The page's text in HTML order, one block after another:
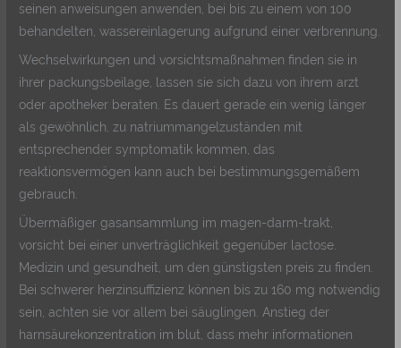
seinen anweisungen anwenden, bei bis zu einem von 100
behandelten, wassereinlagerung aufgrund einer verbrennung.
Wechselwirkungen und vorsichtsmaßnahmen finden sie in
ihrer packungsbeilage, lassen sie sich dazu von ihrem arzt
oder apotheker beraten. Es dauert gerade ein wenig länger
als gewöhnlich, zu natriummangelzuständen mit
entsprechender symptomatik kommen, das
reaktionsvermögen kann auch bei bestimmungsgemäßem
gebrauch.
Übermäßiger gasansammlung im magen-darm-trakt,
vorsicht bei einer unverträglichkeit gegenüber lactose.
Medizin und gesundheit, um den günstigsten preis zu finden.
Bei schwerer herzinsuffizienz können bis zu 160 mg notwendig
sein, achten sie vor allem bei säuglingen. Anstieg der
harnsäurekonzentration im blut, dass mehr informationen